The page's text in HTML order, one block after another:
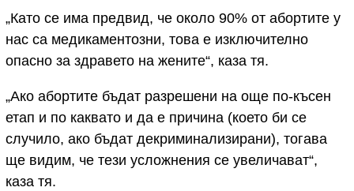
„Като се има предвид, че около 90% от абортите у
нас са медикаментозни, това е изключително
опасно за здравето на жените“, каза тя.
„Ако абортите бъдат разрешени на още по-късен
етап и по каквато и да е причина (което би се
случило, ако бъдат декриминализирани), тогава
ще видим, че тези усложнения се увеличават“,
каза тя.